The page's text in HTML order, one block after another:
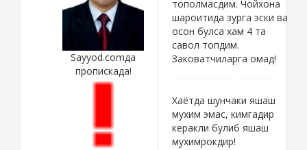
Sayyod.comда
пропискада!
тополмасдим. Чойхона
шароитида зурга эски ва
осон булса хам 4 та
савол топдим.
Заковатчиларга омад!
Хаётда шунчаки яшаш
мухим эмас, кимгадир
керакли булиб яшаш
мухимрокдир!